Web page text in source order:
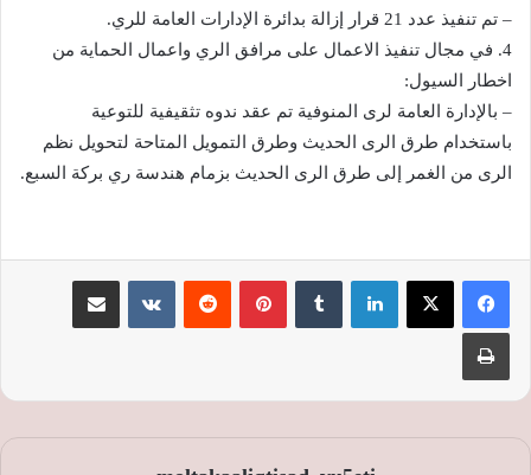
– تم تنفيذ عدد 21 قرار إزالة بدائرة الإدارات العامة للري.
4. في مجال تنفيذ الاعمال على مرافق الري واعمال الحماية من
اخطار السيول:
– بالإدارة العامة لرى المنوفية تم عقد ندوه تثقيفية للتوعية
باستخدام طرق الرى الحديث وطرق التمويل المتاحة لتحويل نظم
الرى من الغمر إلى طرق الرى الحديث بزمام هندسة ري بركة السبع.
لينكدإن بينتيريست